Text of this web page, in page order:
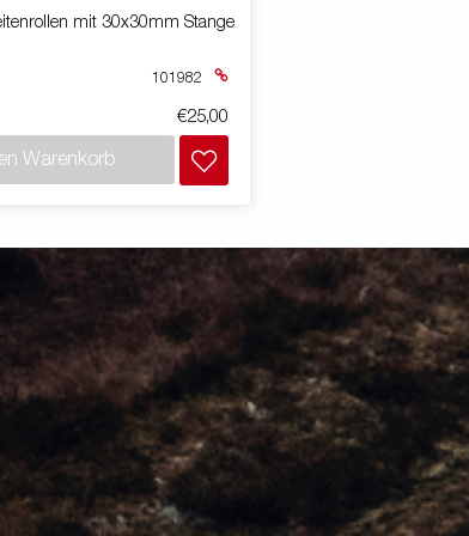
mit 30x30mm Stange
101982
€25,00
Warenkorb